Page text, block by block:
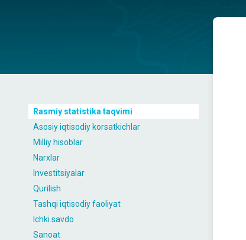
Rasmiy statistika taqvimi
Asosiy iqtisodiy korsatkichlar
Milliy hisoblar
Narxlar
Investitsiyalar
Qurilish
Tashqi iqtisodiy faoliyat
Ichki savdo
Sanoat